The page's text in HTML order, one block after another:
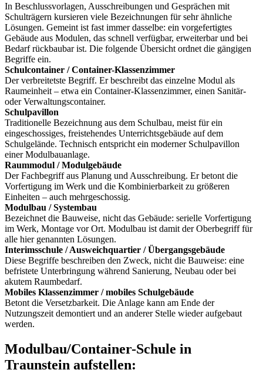
In Beschlussvorlagen, Ausschreibungen und Gesprächen mit
Schulträgern kursieren viele Bezeichnungen für sehr ähnliche
Lösungen. Gemeint ist fast immer dasselbe: ein vorgefertigtes
Gebäude aus Modulen, das schnell verfügbar, erweiterbar und bei
Bedarf rückbaubar ist. Die folgende Übersicht ordnet die gängigen
Begriffe ein.
Schulcontainer / Container-Klassenzimmer
Der verbreitetste Begriff. Er beschreibt das einzelne Modul als
Raumeinheit – etwa ein Container-Klassenzimmer, einen Sanitär-
oder Verwaltungscontainer.
Schulpavillon
Traditionelle Bezeichnung aus dem Schulbau, meist für ein
eingeschossiges, freistehendes Unterrichtsgebäude auf dem
Schulgelände. Technisch entspricht ein moderner Schulpavillon
einer Modulbauanlage.
Raummodul / Modulgebäude
Der Fachbegriff aus Planung und Ausschreibung. Er betont die
Vorfertigung im Werk und die Kombinierbarkeit zu größeren
Einheiten – auch mehrgeschossig.
Modulbau / Systembau
Bezeichnet die Bauweise, nicht das Gebäude: serielle Vorfertigung
im Werk, Montage vor Ort. Modulbau ist damit der Oberbegriff für
alle hier genannten Lösungen.
Interimsschule / Ausweichquartier / Übergangsgebäude
Diese Begriffe beschreiben den Zweck, nicht die Bauweise: eine
befristete Unterbringung während Sanierung, Neubau oder bei
akutem Raumbedarf.
Mobiles Klassenzimmer / mobiles Schulgebäude
Betont die Versetzbarkeit. Die Anlage kann am Ende der
Nutzungszeit demontiert und an anderer Stelle wieder aufgebaut
werden.
Modulbau/Container-Schule in
Traunstein aufstellen: